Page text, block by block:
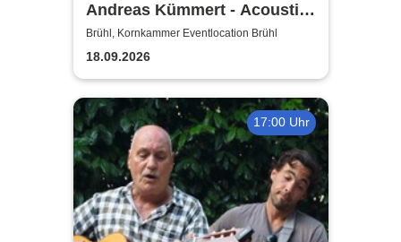
Andreas Kümmert - Acoustic
Duo
Brühl, Kornkammer Eventlocation Brühl
18.09.2026
17:00 Uhr